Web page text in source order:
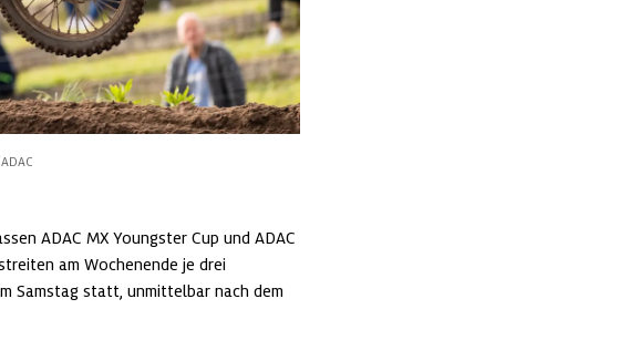
ADAC MX Youngster Cup und ADAC
am Wochenende je drei
Samstag statt, unmittelbar nach dem